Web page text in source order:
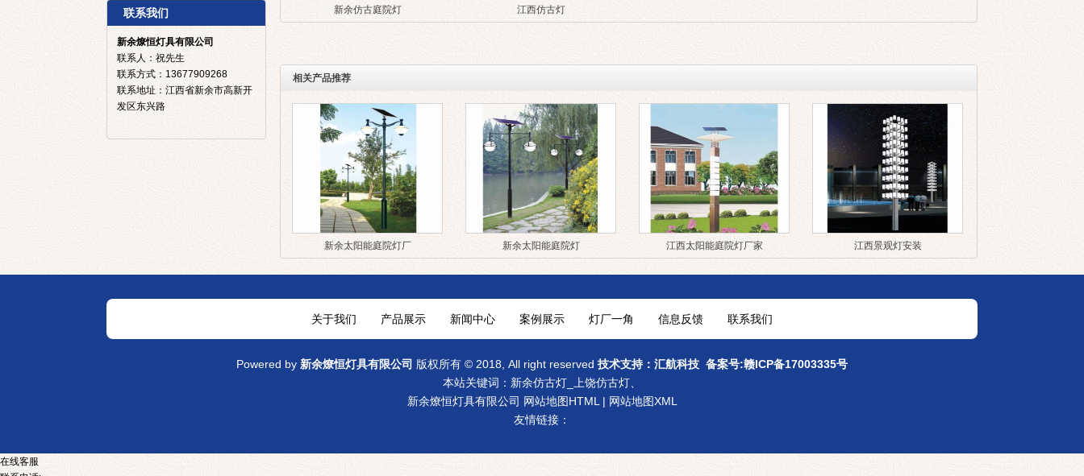
新余仿古庭院灯 江西仿古灯
相关产品推荐
新余太阳能庭院灯厂 新余太阳能庭院灯 江西太阳能庭院灯厂家 江西景观灯安装
联系我们
新余燎恒灯具有限公司
联系人：祝先生
联系方式：13677909268
联系地址：江西省新余市高新开
发区东兴路
关于我们 产品展示 新闻中心 案例展示 灯厂一角 信息反馈 联系我们
Powered by 新余燎恒灯具有限公司 版权所有 © 2018, All right reserved 技术支持：汇航科技 备案号:赣ICP备17003335号
本站关键词： 新余仿古灯_上饶仿古灯
新余燎恒灯具有限公司 网站地图HTML | 网站地图XML
友情链接：
在线客服